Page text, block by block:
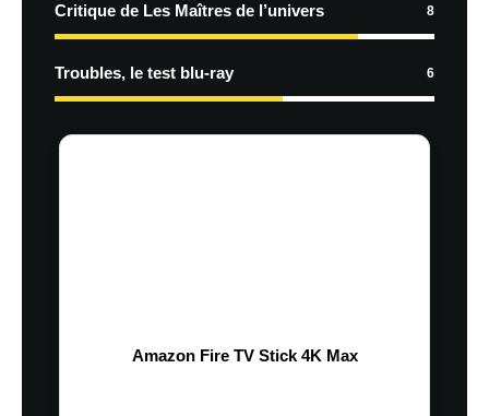
Critique de Les Maîtres de l’univers 8
Troubles, le test blu-ray 6
Amazon Fire TV Stick 4K Max